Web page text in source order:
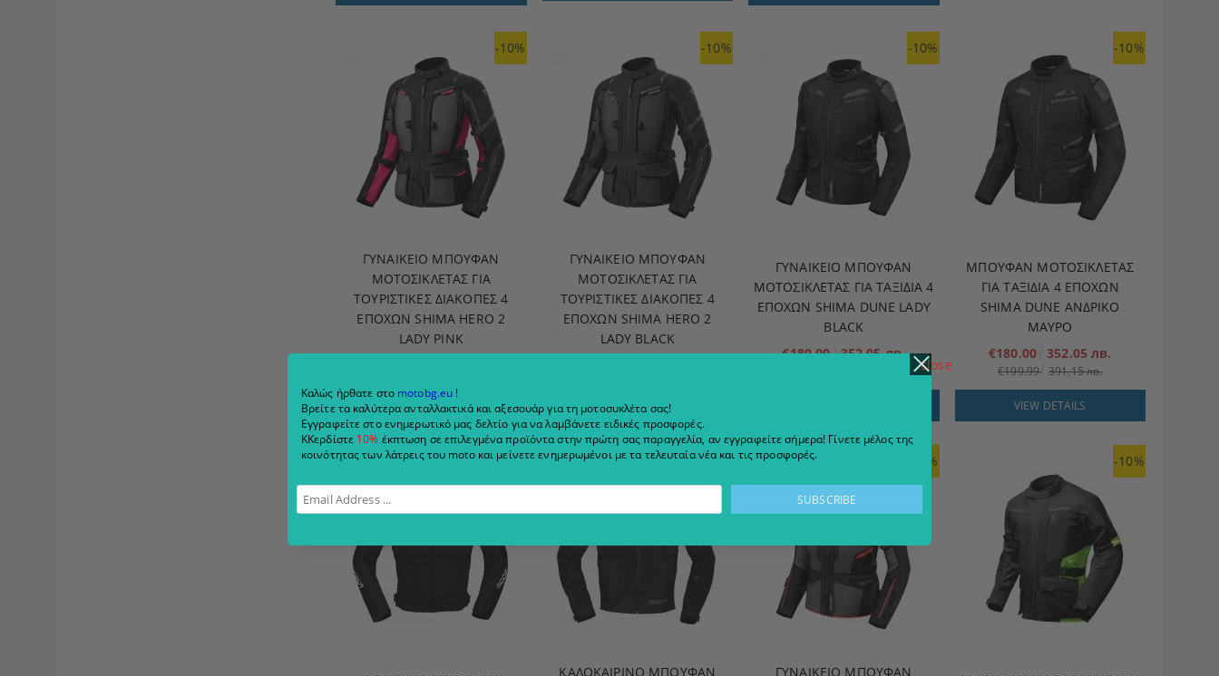
-10%
ΓΥΝΑΙΚΕΊΟ ΜΠΟΥΦΆΝ
ΜΟΤΟΣΙΚΛΈΤΑΣ ΓΙΑ
ΤΟΥΡΙΣΤΙΚΈΣ ΔΙΑΚΟΠΈΣ 4
ΕΠΟΧΏΝ SHIMA HERO 2
LADY PINK
VIEW DETAILS
-10%
ΓΥΝΑΙΚΕΊΟ ΜΠΟΥΦΆΝ
ΜΟΤΟΣΙΚΛΈΤΑΣ ΓΙΑ
ΤΟΥΡΙΣΤΙΚΈΣ ΔΙΑΚΟΠΈΣ 4
ΕΠΟΧΏΝ SHIMA HERO 2
LADY BLACK
VIEW DETAILS
-10%
ΓΥΝΑΙΚΕΊΟ ΜΠΟΥΦΆΝ
ΜΟΤΟΣΙΚΛΈΤΑΣ ΓΙΑ ΤΑΞΊΔΙΑ 4
ΕΠΟΧΏΝ SHIMA DUNE LADY
BLACK
€180.00 352.05 лв.
-10%
ΜΠΟΥΦΆΝ ΜΟΤΟΣΙΚΛΈΤΑΣ
ΓΙΑ ΤΑΞΊΔΙΑ 4 ΕΠΟΧΏΝ
SHIMA DUNE ΑΝΔΡΙΚΟ
ΜΑΥΡΟ
€180.00 352.05 лв.
€199.99 391.15 лв.
VIEW DETAILS
-10% -10%
ΚΑΛΟΚΑΙΡΙΝΌ ΜΠΟΥΦΆΝ
-10%
ΓΥΝΑΙΚΕΊΟ ΜΠΟΥΦΆΝ
-10%
Καλώς ήρθατε στο motobg.eu !
Βρείτε τα καλύτερα ανταλλακτικά και αξεσουάρ για τη μοτοσυκλέτα σας!
Εγγραφείτε στο ενημερωτικό μας δελτίο για να λαμβάνετε ειδικές προσφορές.
ΚΚερδίστε 10% έκπτωση σε επιλεγμένα προϊόντα στην πρώτη σας παραγγελία, αν εγγραφείτε σήμερα! Γίνετε μέλος της
κοινότητας των λάτρεις του moto και μείνετε ενημερωμένοι με τα τελευταία νέα και τις προσφορές.
close